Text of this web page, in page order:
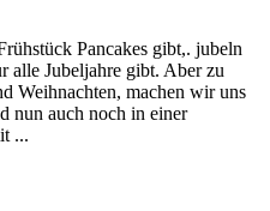
Pancakes gibt,. jubeln
alle Jubeljahre gibt. Aber zu
Weihnachten, machen wir uns
nun auch noch in einer
...